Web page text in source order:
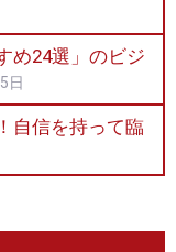
め24選」のビジ
日
自信を持って臨